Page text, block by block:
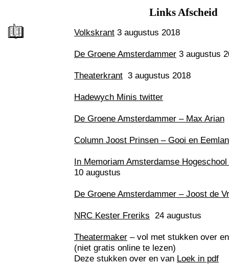
Links Afscheid
Volkskrant 3 augustus 2018
De Groene Amsterdammer 3 augustus
Theaterkrant 3 augustus 2018
Hadewych Minis twitter
De Groene Amsterdammer – Max Arian
Column Joost Prinsen – Gooi en
In Memoriam Amsterdamse
10 augustus
De Groene Amsterdammer – Joost de
NRC Kester Freriks 24 augustus
Theatermaker – vol met stukken over
(niet gratis online te lezen)
Deze stukken over en van Loek in pdf